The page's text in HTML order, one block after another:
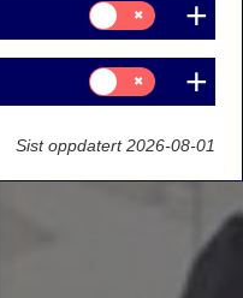
Samtykke
til:
Statistikk
Samtykke
til:
Markedsføring
Sist oppdatert 2026-08-01